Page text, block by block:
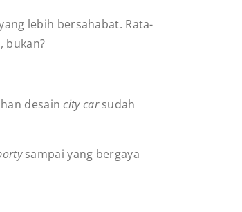
lebih bersahabat. Rata-
bukan?
desaincity carsudah
sampai yang bergaya